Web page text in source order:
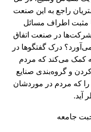
راجع به این صنعت
مثبت اطراف مسائل
در صنعت اتفاق
درک گفتگوها در
کمک می‌کند که مردم
و گروه‌بندی صنایع
که مردم در موردشان
آید.
جامعه